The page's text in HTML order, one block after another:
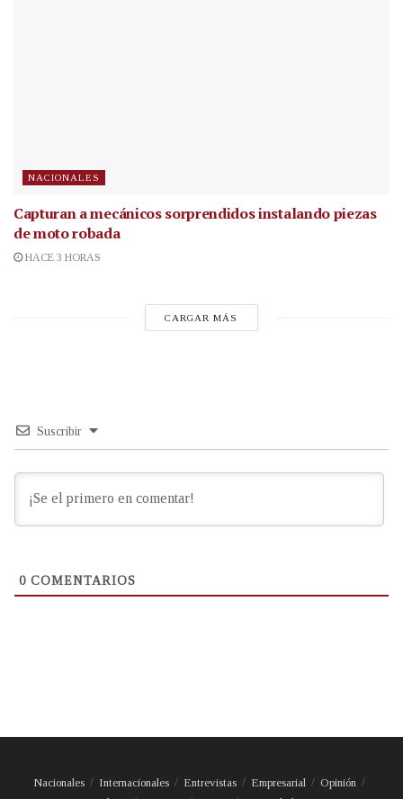
NACIONALES
Capturan a mecánicos sorprendidos instalando piezas
de moto robada
HACE 3 HORAS
CARGAR MÁS
Suscribir
0 COMENTARIOS
Nacionales Internacionales Entrevistas Empresarial
Opinión